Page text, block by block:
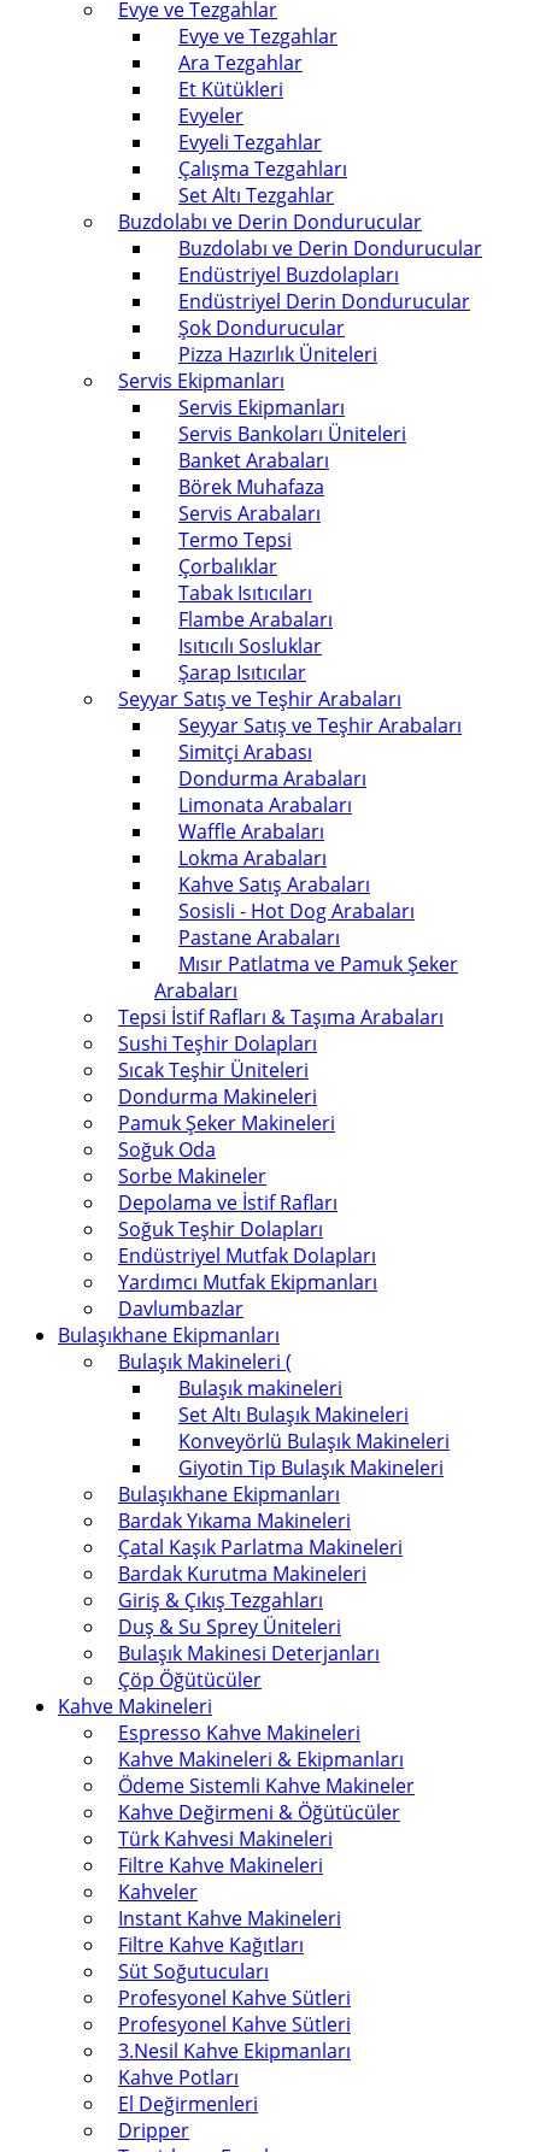
Evye ve Tezgahlar
Evye ve Tezgahlar
Ara Tezgahlar
Et Kütükleri
Evyeler
Evyeli Tezgahlar
Çalışma Tezgahları
Set Altı Tezgahlar
Buzdolabı ve Derin Dondurucular
Buzdolabı ve Derin Dondurucular
Endüstriyel Buzdolapları
Endüstriyel Derin Dondurucular
Şok Dondurucular
Pizza Hazırlık Üniteleri
Servis Ekipmanları
Servis Ekipmanları
Servis Bankoları Üniteleri
Banket Arabaları
Börek Muhafaza
Servis Arabaları
Termo Tepsi
Çorbalıklar
Tabak Isıtıcıları
Flambe Arabaları
Isıtıcılı Sosluklar
Şarap Isıtıcılar
Seyyar Satış ve Teşhir Arabaları
Seyyar Satış ve Teşhir Arabaları
Simitçi Arabası
Dondurma Arabaları
Limonata Arabaları
Waffle Arabaları
Lokma Arabaları
Kahve Satış Arabaları
Sosisli - Hot Dog Arabaları
Pastane Arabaları
Mısır Patlatma ve Pamuk Şeker
Arabaları
Tepsi İstif Rafları & Taşıma Arabaları
Sushi Teşhir Dolapları
Sıcak Teşhir Üniteleri
Dondurma Makineleri
Pamuk Şeker Makineleri
Soğuk Oda
Sorbe Makineler
Depolama ve İstif Rafları
Soğuk Teşhir Dolapları
Endüstriyel Mutfak Dolapları
Yardımcı Mutfak Ekipmanları
Davlumbazlar
Bulaşıkhane Ekipmanları
Bulaşık Makineleri (
Bulaşık makineleri
Set Altı Bulaşık Makineleri
Konveyörlü Bulaşık Makineleri
Giyotin Tip Bulaşık Makineleri
Bulaşıkhane Ekipmanları
Bardak Yıkama Makineleri
Çatal Kaşık Parlatma Makineleri
Bardak Kurutma Makineleri
Giriş & Çıkış Tezgahları
Duş & Su Sprey Üniteleri
Bulaşık Makinesi Deterjanları
Çöp Öğütücüler
Kahve Makineleri
Espresso Kahve Makineleri
Kahve Makineleri & Ekipmanları
Ödeme Sistemli Kahve Makineler
Kahve Değirmeni & Öğütücüler
Türk Kahvesi Makineleri
Filtre Kahve Makineleri
Kahveler
Instant Kahve Makineleri
Filtre Kahve Kağıtları
Süt Soğutucuları
Profesyonel Kahve Sütleri
Profesyonel Kahve Sütleri
3.Nesil Kahve Ekipmanları
Kahve Potları
El Değirmenleri
Dripper